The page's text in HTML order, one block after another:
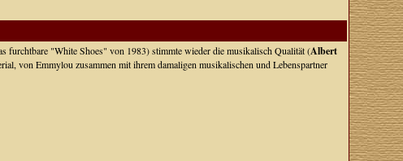
furchtbare "White Shoes" von 1983) stimmte wieder die musikalisch Qualität (Albert
von Emmylou zusammen mit ihrem damaligen musikalischen und Lebenspartner